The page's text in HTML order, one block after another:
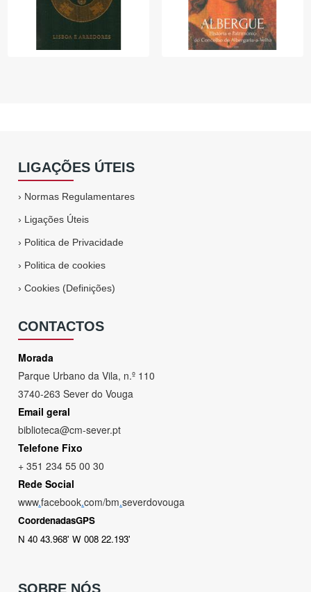
LIGAÇÕES ÚTEIS
› Normas Regulamentares
› Ligações Úteis
› Politica de Privacidade
› Politica de cookies
›Cookies (Definições)
CONTACTOS
Morada
Parque Urbano da Vila, n.º 110
3740-263 Sever do Vouga
Email geral
biblioteca@cm-sever.pt
Telefone Fixo
+ 351 234 55 00 30
Rede Social
www.facebook.com/bm.severdovouga
CoordenadasGPS
N 40 43.968' W 008 22.193'
SOBRE NÓS